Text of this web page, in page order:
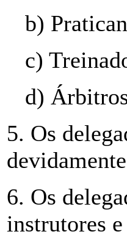
b)
c)
d)
5. Os
6. Os
instrutores